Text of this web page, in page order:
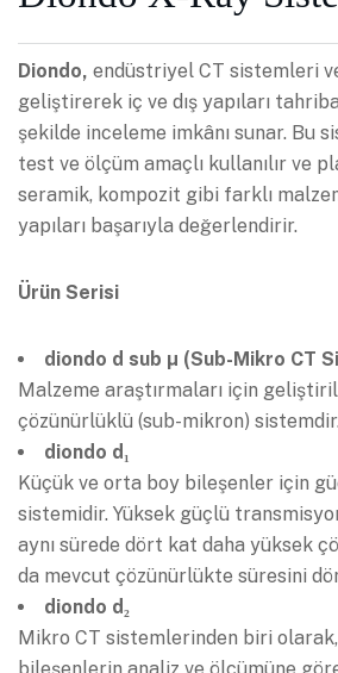
Diondo, endüstriyel CT sistemleri ve
geliştirerek iç ve dış yapıları
şekilde inceleme imkânı sunar. Bu
test ve ölçüm amaçlı kullanılır ve
seramik, kompozit gibi farklı
yapıları başarıyla değerlendirir.
Ürün Serisi
diondo d sub µ (Sub-Mikro CT
Malzeme araştırmaları için
çözünürlüklü (sub-mikron) sistemdir.
diondo d₁
Küçük ve orta boy bileşenler için
sistemidir. Yüksek güçlü transmisyon
aynı sürede dört kat daha yüksek
da mevcut çözünürlükte süresini
diondo d₂
Mikro CT sistemlerinden biri
bileşenlerin analiz ve ölçümüne